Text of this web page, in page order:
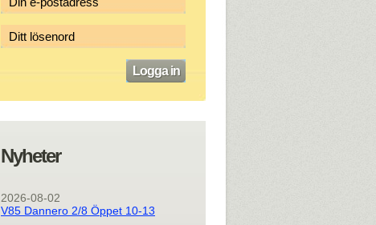
Nyheter
2026-08-02
V85 Dannero 2/8 Öppet 10-13